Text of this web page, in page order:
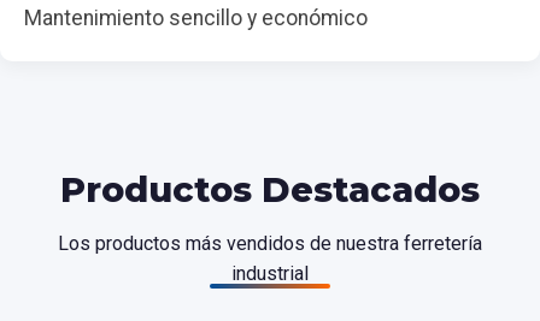
Mantenimiento sencillo y económico
Productos Destacados
Los productos más vendidos de nuestra ferretería
industrial